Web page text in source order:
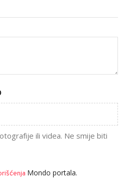
ili videa. Ne smije biti
Mondo portala.